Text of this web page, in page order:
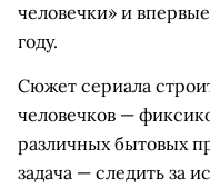
человечки» и
году.
Сюжет сериала
человечков —
различных бытовых
задача — следить за